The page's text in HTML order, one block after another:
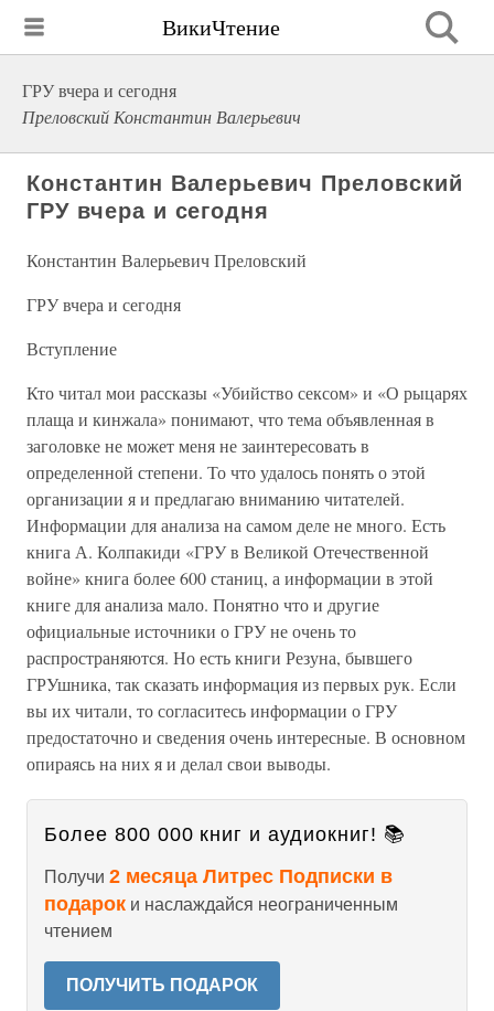
ВикиЧтение
ГРУ вчера и сегодня
Преловский Константин Валерьевич
Константин Валерьевич Преловский
ГРУ вчера и сегодня
Константин Валерьевич Преловский
ГРУ вчера и сегодня
Вступление
Кто читал мои рассказы «Убийство сексом» и «О рыцарях
плаща и кинжала» понимают, что тема объявленная в
заголовке не может меня не заинтересовать в
определенной степени. То что удалось понять о этой
организации я и предлагаю вниманию читателей.
Информации для анализа на самом деле не много. Есть
книга А. Колпакиди «ГРУ в Великой Отечественной
войне» книга более 600 станиц, а информации в этой
книге для анализа мало. Понятно что и другие
официальные источники о ГРУ не очень то
распространяются. Но есть книги Резуна, бывшего
ГРУшника, так сказать информация из первых рук. Если
вы их читали, то согласитесь информации о ГРУ
предостаточно и сведения очень интересные. В основном
опираясь на них я и делал свои выводы.
Более 800 000 книг и аудиокниг! 📚
Получи 2 месяца Литрес Подписки в
подарок и наслаждайся неограниченным
чтением
ПОЛУЧИТЬ ПОДАРОК